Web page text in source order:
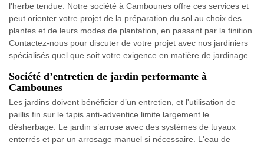
l'herbe tendue. Notre société à Cambounes offre ces services et
peut orienter votre projet de la préparation du sol au choix des
plantes et de leurs modes de plantation, en passant par la finition.
Contactez-nous pour discuter de votre projet avec nos jardiniers
spécialisés quel que soit votre exigence en matière de jardinage.
Société d’entretien de jardin performante à
Cambounes
Les jardins doivent bénéficier d’un entretien, et l'utilisation de
paillis fin sur le tapis anti-adventice limite largement le
désherbage. Le jardin s’arrose avec des systèmes de tuyaux
enterrés et par un arrosage manuel si nécessaire. L'eau de